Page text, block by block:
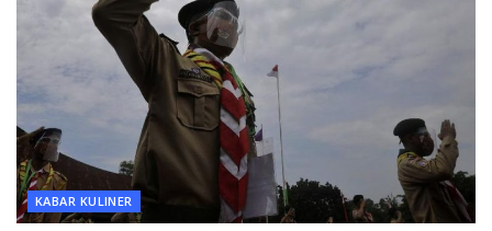
KABAR KULINER